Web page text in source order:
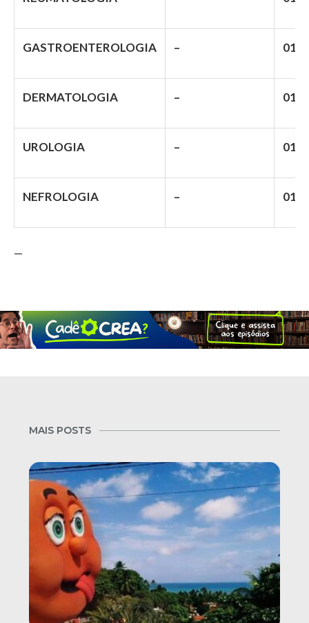
GASTROENTEROLOGIA – 01
DERMATOLOGIA – 01
UROLOGIA – 01
NEFROLOGIA – 01
—
MAIS POSTS